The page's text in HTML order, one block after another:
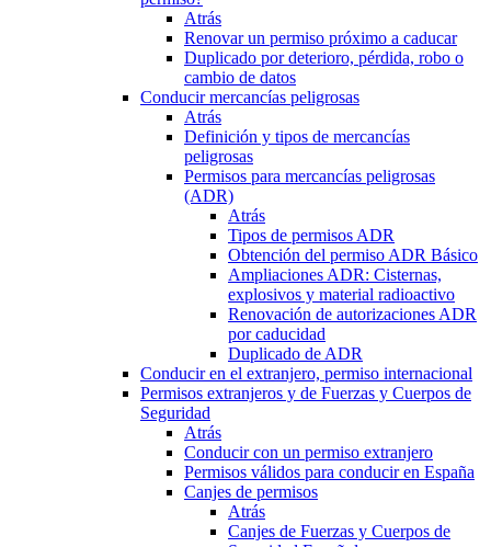
Atrás
Renovar un permiso próximo a caducar
Duplicado por deterioro, pérdida, robo o
cambio de datos
Conducir mercancías peligrosas
Atrás
Definición y tipos de mercancías
peligrosas
Permisos para mercancías peligrosas
(ADR)
Atrás
Tipos de permisos ADR
Obtención del permiso ADR Básico
Ampliaciones ADR: Cisternas,
explosivos y material radioactivo
Renovación de autorizaciones ADR
por caducidad
Duplicado de ADR
Conducir en el extranjero, permiso internacional
Permisos extranjeros y de Fuerzas y Cuerpos de
Seguridad
Atrás
Conducir con un permiso extranjero
Permisos válidos para conducir en España
Canjes de permisos
Atrás
Canjes de Fuerzas y Cuerpos de